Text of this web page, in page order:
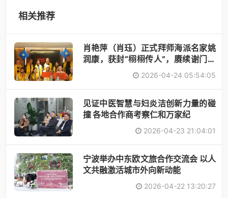
相关推荐
肖艳萍（肖珏）正式拜师海派名家姚
润康，获封“栩栩传人”，赓续谢门艺
2026-04-24 05:54:05
见证中医智慧与妇炎洁创新力量的碰
撞 各地合作商考察仁和万家纪
2026-04-23 21:04:01
宁波举办中东欧文旅合作交流会 以人
文共融激活城市外向新动能
2026-04-22 13:20:27